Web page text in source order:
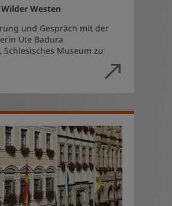
Westen
und Gespräch mit der
Ute Badura
Schlesisches Museum zu